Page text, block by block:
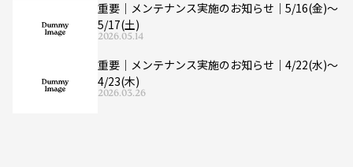
重要｜メンテナンス実施のお知らせ｜5/16(金)〜
5/17(土)
2026.05.14
重要｜メンテナンス実施のお知らせ｜4/22(水)〜
4/23(木)
2026.03.26